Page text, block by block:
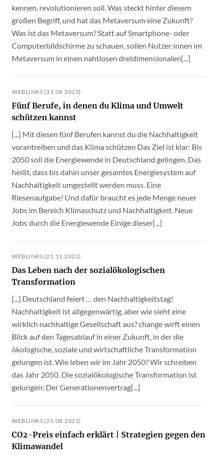
kennen, revolutionieren soll. Was steckt hinter diesem
großen Begriff, und hat das Metaversum eine Zukunft?
Was ist das Metaversum? Statt auf Smartphone- oder
Computerbildschirme zu schauen, sollen Nutzer:innen im
Metaversum in einen nahtlosen dreidimensionalen[...]
WEBLINKS (31.08.2023)
Fünf Berufe, in denen du Klima und Umwelt
schützen kannst
[...] Mit diesen fünf Berufen kannst du die Nachhaltigkeit
vorantreiben und das Klima schützen Das Ziel ist klar: Bis
2050 soll die Energiewende in Deutschland gelingen. Das
heißt, dass bis dahin unser gesamtes Energiesystem auf
Nachhaltigkeit umgestellt werden muss. Eine
Riesenaufgabe! Und dafür braucht es jede Menge neuer
Jobs im Bereich Klimaschutz und Nachhaltigkeit. Neue
Jobs durch die Energiewende Einige dieser[...]
WEBLINKS (21.11.2022)
Das Leben nach der sozialökologischen
Transformation
[...] Deutschland feiert … den Nachhaltigkeitstag!
Nachhaltigkeit ist allgegenwärtig, aber wie sieht eine
wirklich nachhaltige Gesellschaft aus? change wirft einen
Blick auf den Tagesablauf in einer Zukunft, in der die
ökologische, soziale und wirtschaftliche Transformation
gelungen ist. Wie leben wir im Jahr 2050? Wir schreiben
das Jahr 2050. Die sozialökologische Transformation ist
gelungen: Der Generationenvertrag[...]
WEBLINKS (25.08.2021)
CO2-Preis einfach erklärt | Strategien gegen den
Klimawandel